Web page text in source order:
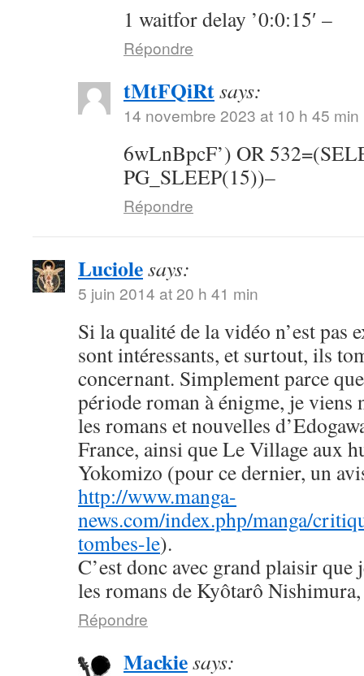
1 waitfor delay ’0:0:15′ –
Répondre
tMtFQiRtsays:
14 novembre 2023 at 10 h 45 min
6wLnBpcF’) OR
PG_SLEEP(15))–
Répondre
Luciolesays:
5 juin 2014 at 20 h 41 min
Si la qualité de la vidéo n’est pas
sont intéressants, et surtout, ils
concernant. Simplement parce
période roman à énigme, je viens
les romans et nouvelles
France, ainsi que Le Village aux
Yokomizo (pour ce dernier, un
http://www.manga-
news.com/index.php/manga/
tombes-le).
C’est donc avec grand plaisir que
les romans de Kyôtarô
Répondre
Mackiesays: